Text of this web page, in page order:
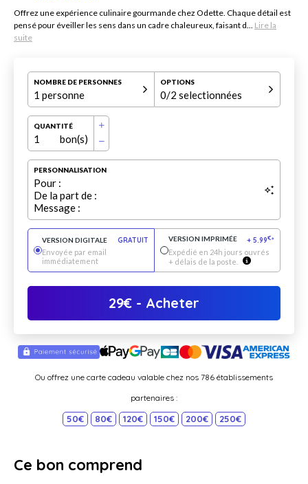
Offrez une expérience culinaire gourmande chez Odette. Chaque détail est
pensé pour éveiller les sens dans un cadre chaleureux, faisant d... Lire la
suite
NOMBRE DE PERSONNES
1 personne
OPTIONS
0/2 selectionnées
QUANTITÉ
1 bon(s)
PERSONNALISATION
Pour :
De la part de :
Message :
VERSION DIGITALE
GRATUIT
Envoyée par email
immédiatement
VERSION IMPRIMÉE + 5.99€*
Expédié en 24h jours ouvrés
+ délais de la poste.
29€ - Acheter
Ou offrez une carte cadeau valable chez nos 786 établissements
partenaires :
50€ 80€ 120€ 150€ 200€ 250€
Ce bon comprend